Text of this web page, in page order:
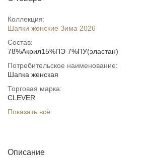
Коллекция:
Шапки женские Зима 2026
Состав:
78%Акрил15%ПЭ 7%ПУ(эластан)
Потребительское наименование:
Шапка женская
Торговая марка:
CLEVER
Показать всё
Описание